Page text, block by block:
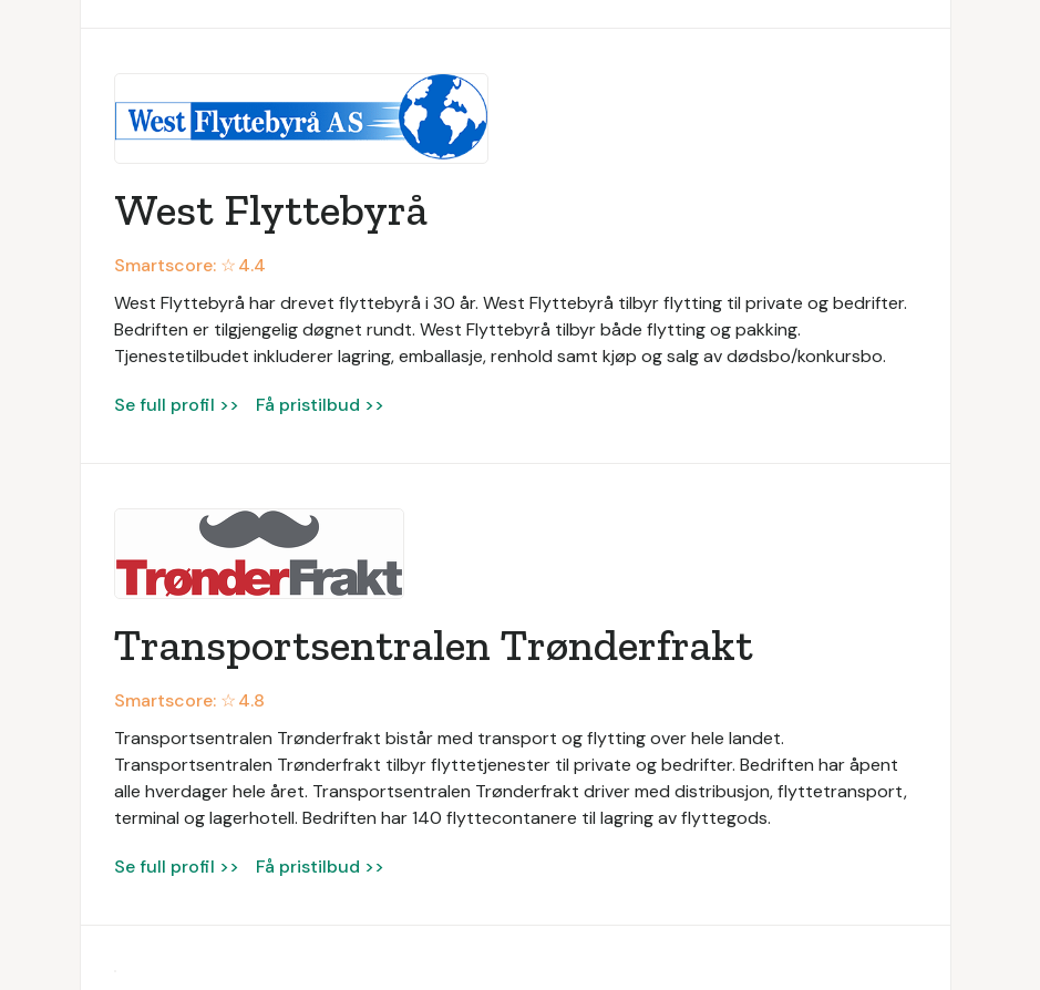
West Flyttebyrå
Smartscore: ☆4.4
West Flyttebyrå har drevet flyttebyrå i 30 år. West Flyttebyrå tilbyr flytting til private og bedrifter.
Bedriften er tilgjengelig døgnet rundt. West Flyttebyrå tilbyr både flytting og pakking.
Tjenestetilbudet inkluderer lagring, emballasje, renhold samt kjøp og salg av dødsbo/konkursbo.
Se full profil >> Få pristilbud >>
Transportsentralen Trønderfrakt
Smartscore: ☆4.8
Transportsentralen Trønderfrakt bistår med transport og flytting over hele landet.
Transportsentralen Trønderfrakt tilbyr flyttetjenester til private og bedrifter. Bedriften har åpent
alle hverdager hele året. Transportsentralen Trønderfrakt driver med distribusjon, flyttetransport,
terminal og lagerhotell. Bedriften har 140 flyttecontanere til lagring av flyttegods.
Se full profil >> Få pristilbud >>